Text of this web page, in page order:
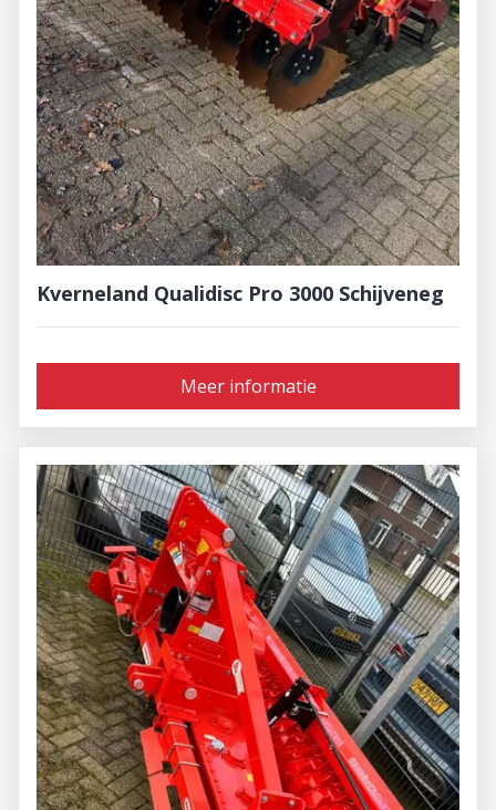
Kverneland Qualidisc Pro 3000 Schijveneg
Meer informatie